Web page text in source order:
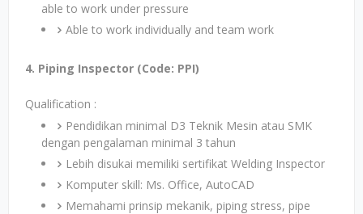
able to work under pressure
Able to work individually and team work
4. Piping Inspector (Code: PPI)
Qualification :
Pendidikan minimal D3 Teknik Mesin atau SMK
dengan pengalaman minimal 3 tahun
Lebih disukai memiliki sertifikat Welding Inspector
Komputer skill: Ms. Office, AutoCAD
Memahami prinsip mekanik, piping stress, pipe